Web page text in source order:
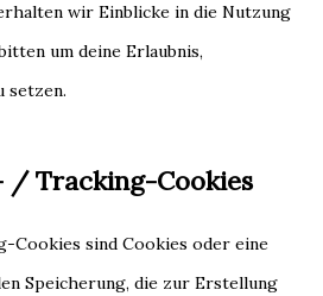
wir Einblicke in die Nutzung
um deine Erlaubnis,
setzen.
/ Tracking-Cookies
sind Cookies oder eine
Speicherung, die zur Erstellung